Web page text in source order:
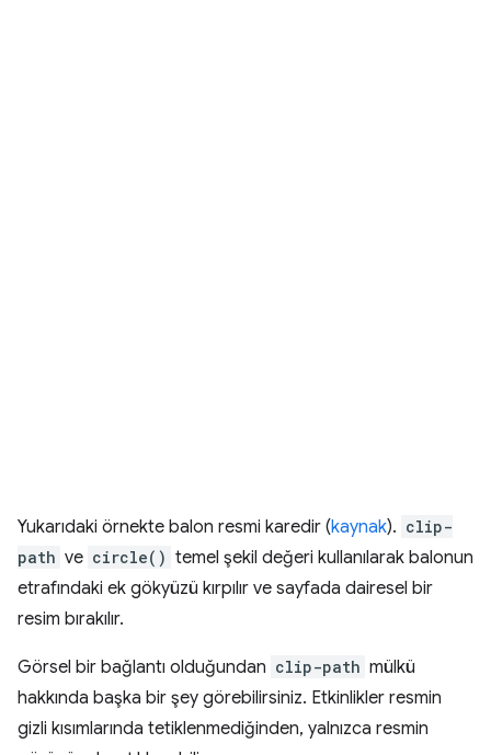
Yukarıdaki örnekte balon resmi karedir (kaynak). clip-
path ve circle() temel şekil değeri kullanılarak balonun
etrafındaki ek gökyüzü kırpılır ve sayfada dairesel bir
resim bırakılır.
Görsel bir bağlantı olduğundan clip-path mülkü
hakkında başka bir şey görebilirsiniz. Etkinlikler resmin
gizli kısımlarında tetiklenmediğinden, yalnızca resmin